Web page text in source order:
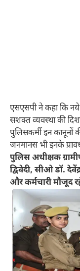
एसएसपी ने कहा कि
सशक्त व्यवस्था की
पुलिसकर्मी इन कानूनों
जनमानस भी इनके
पुलिस अधीक्षक
द्विवेदी, सीओ डॉ.
और कर्मचारी मौजूद